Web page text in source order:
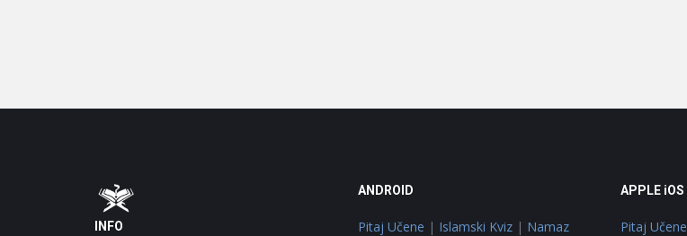
Footer
INFO
ANDROID
Pitaj Učene | Islamski Kviz| Namaz
APPLE iOS
Pitaj Učene